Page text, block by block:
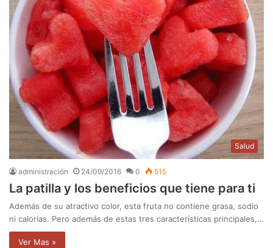
Salud
administración 24/09/2016 0 515
La patilla y los beneficios que tiene para ti
Además de su atractivo color, esta fruta no contiene grasa, sodio
ni calorías. Pero además de estas tres características principales,…
Ver Mas »